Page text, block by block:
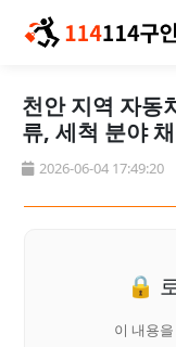
천안 지역 자동
류, 세척 분야
2026-06-04 17:49:20
🔒
이 내용